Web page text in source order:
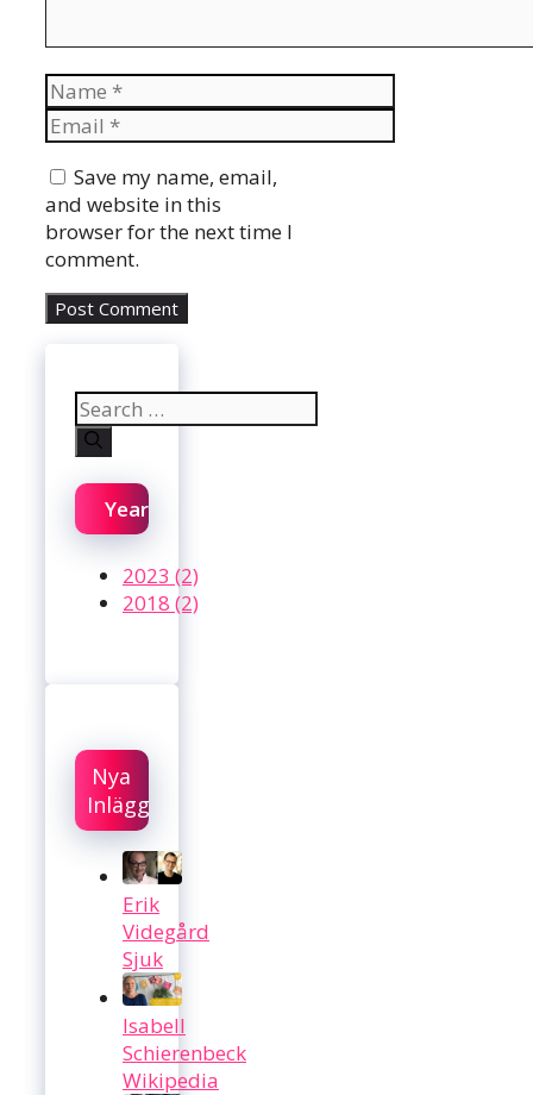
Name
Email
Save my name, email,
and website in this
browser for the next time I
comment.
Search
for:
Year
2023 (2)
2018 (2)
Nya
Inlägg
Erik
Videgård
Sjuk
Isabell
Schierenbeck
Wikipedia